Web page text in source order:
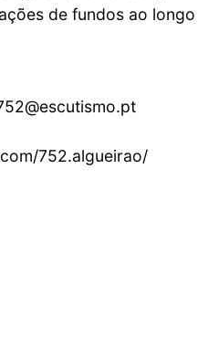
de fundos ao longo
752.algueirao/